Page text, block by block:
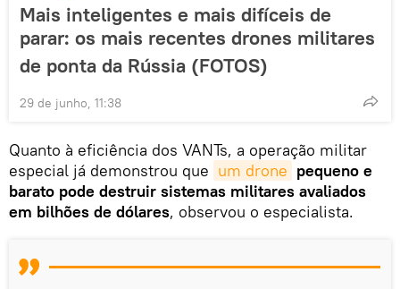
Mais inteligentes e mais difíceis de
parar: os mais recentes drones militares
de ponta da Rússia (FOTOS)
29 de junho, 11:38
Quanto à eficiência dos VANTs, a operação militar
especial já demonstrou que um drone pequeno e
barato pode destruir sistemas militares avaliados
em bilhões de dólares, observou o especialista.